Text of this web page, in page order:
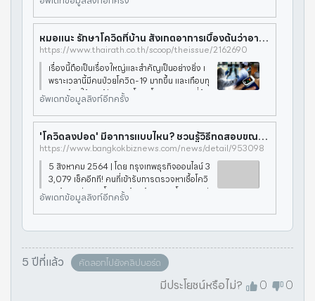
วบรวมข้อมูลวิธีการสังเกตอาการ และการปฏิบัติ
ตัวในระหว่างนี้ มาให้ได้ชม
หมอแนะ รักษาโควิดที่บ้าน สังเกตอาการเบื้องต้นว่าอาจมี “เชื้อลงปอด”
https://www.thairath.co.th/scoop/theissue/2162690
เรื่องนี้ถือเป็นเรื่องใหญ่และสำคัญเป็นอย่างยิ่ง เ
พราะเวลานี้มีคนป่วยโควิด-19 มากขึ้น และเกือบทุ
กคนเลือกใช้ “ยาฟ้าทะลายโจร” โดยเฉพาะคนที่ต้อ
งรักษาโควิดที่บ้าน หรือ Home Isolation ของผู้
ป่วยสีเขียว หรือ
อัพเดทข้อมูลลิงก์อีกครั้ง
'โควิดลงปอด' มีอาการแบบไหน? ชวนรู้วิธีทดสอบขณะรอเตียง
https://www.bangkokbiznews.com/news/detail/953098
5 สิงหาคม 2564 | โดย กรุงเทพธุรกิจออนไลน์ 3
3,079 เช็คอีกที! คนที่เข้ารับการตรวจหาเชื้อโควิ
ดแล้วพบว่า "ติดโควิด" ต้องรู้อาการ "โควิดลงป
อด" เป็นแบบไหน? และมีวิธีการทดสอบตนเองอย่
างไร? ระหว่างการติดต
อัพเดทข้อมูลลิงก์อีกครั้ง
5 ปีที่แล้ว คัดลอกไปยังคลิปบอร์ด
มีประโยชน์หรือไม่? 0 0